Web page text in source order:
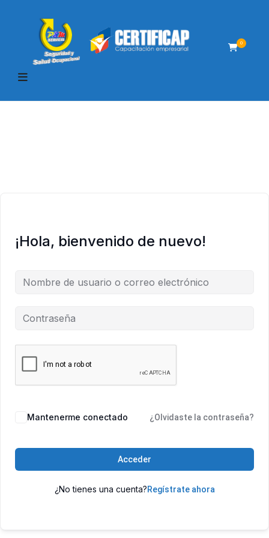
0
¡Hola, bienvenido de nuevo!
Mantenerme conectado ¿Olvidaste la contraseña?
Acceder
¿No tienes una cuenta?Regístrate ahora